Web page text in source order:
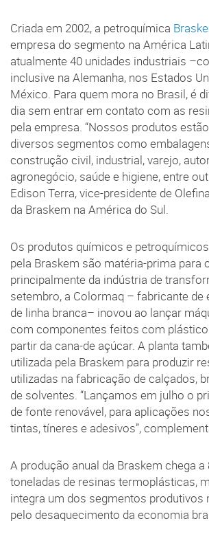
Criada em 2002, a petroquímica
empresa do segmento na América
atualmente 40 unidades industriais
inclusive na Alemanha, nos Estados
México. Para quem mora no Brasil, é
dia sem entrar em contato com as
pela empresa. “Nossos produtos
diversos segmentos como
construção civil, industrial, varejo,
agronegócio, saúde e higiene, entre
Edison Terra, vice-presidente de
da Braskem na América do Sul.
Os produtos químicos e
pela Braskem são matéria-prima para
principalmente da indústria de
setembro, a Colormaq – fabricante
de linha branca– inovou ao lançar
com componentes feitos com
partir da cana-de açúcar. A planta
utilizada pela Braskem para produzir
utilizadas na fabricação de calçados,
de solventes. “Lançamos em julho o
de fonte renovável, para aplicações
tintas, tíneres e adesivos”,
A produção anual da Braskem chega a
toneladas de resinas termoplásticas,
integra um dos segmentos produtivos
pelo desaquecimento da economia